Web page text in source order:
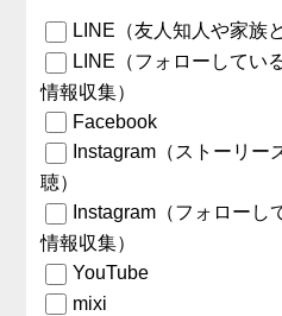
LINE（友人知人や家族
LINE（フォローしてい
情報収集）
Facebook
Instagram（ストーリー
聴）
Instagram（フォローし
情報収集）
YouTube
mixi